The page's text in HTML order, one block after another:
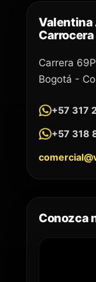
Valentina
Carrocera
Carrera
Bogotá -
+57 317
+57 318
Conozca